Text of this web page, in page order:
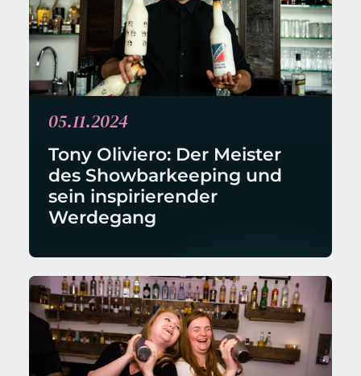
05.11.2024
Tony Oliviero: Der Meister
des Showbarkeeping und
sein inspirierender
Werdegang